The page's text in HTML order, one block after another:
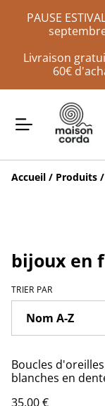
PAUSE
Livraison
60€
Accueil / Produits /
bijoux en
TRIER PAR
Boucles d'oreilles
blanches en
35,00 €